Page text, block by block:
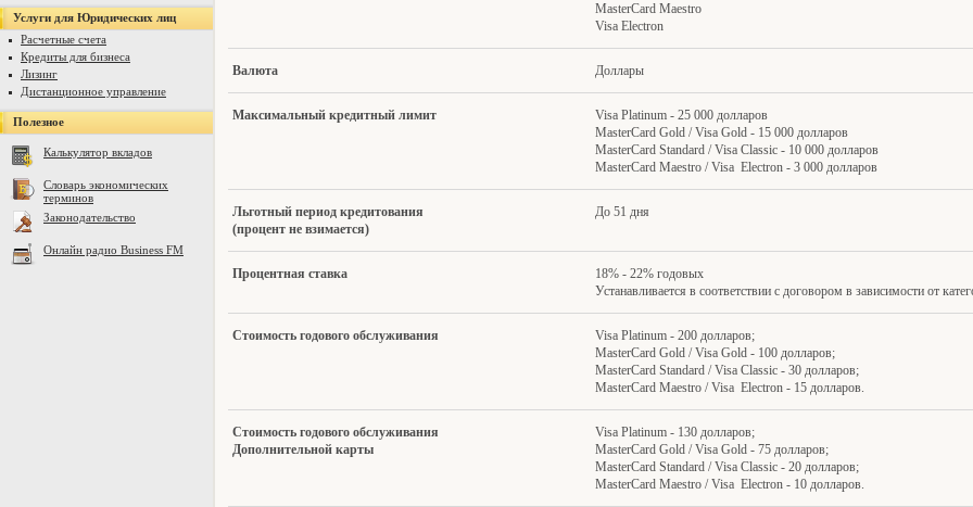
Услуги для Юридических лиц
Расчетные счета
Кредиты для бизнеса
Лизинг
Дистанционное управление
Полезное
Калькулятор вкладов
Словарь экономических
терминов
Законодательство
Онлайн радио Business FM
MasterCard Maestro
Visa Electron
Валюта Доллары
Максимальный кредитный лимит
Visa Platinum - 25 000 долларов
MasterCard Gold / Visa Gold - 15 000 долларов
MasterCard Standard / Visa Classic - 10 000 долларов
MasterCard Maestro / Visa Electron - 3 000 долларов
Льготный период кредитования
(процент не взимается)
До 51 дня
Процентная ставка
18% - 22% годовых
Устанавливается в соответствии с договором в зависимости от
Стоимость годового обслуживания
Visa Platinum - 200 долларов;
MasterCard Gold / Visa Gold - 100 долларов;
MasterCard Standard / Visa Classic - 30 долларов;
MasterCard Maestro / Visa Electron - 15 долларов.
Стоимость годового обслуживания
Дополнительной карты
Visa Platinum - 130 долларов;
MasterCard Gold / Visa Gold - 75 долларов;
MasterCard Standard / Visa Classic - 20 долларов;
MasterCard Maestro / Visa Electron - 10 долларов.